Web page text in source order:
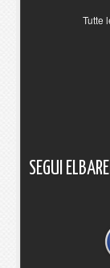
Tutte
SEGUI